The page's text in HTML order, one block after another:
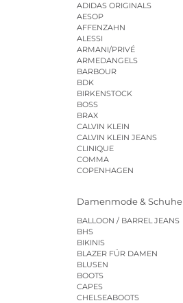
ADIDAS ORIGINALS
AESOP
AFFENZAHN
ALESSI
ARMANI/PRIVÉ
ARMEDANGELS
BARBOUR
BDK
BIRKENSTOCK
BOSS
BRAX
CALVIN KLEIN
CALVIN KLEIN JEANS
CLINIQUE
COMMA
COPENHAGEN
Damenmode & Schuhe
BALLOON / BARREL JEANS
BHS
BIKINIS
BLAZER FÜR DAMEN
BLUSEN
BOOTS
CAPES
CHELSEABOOTS